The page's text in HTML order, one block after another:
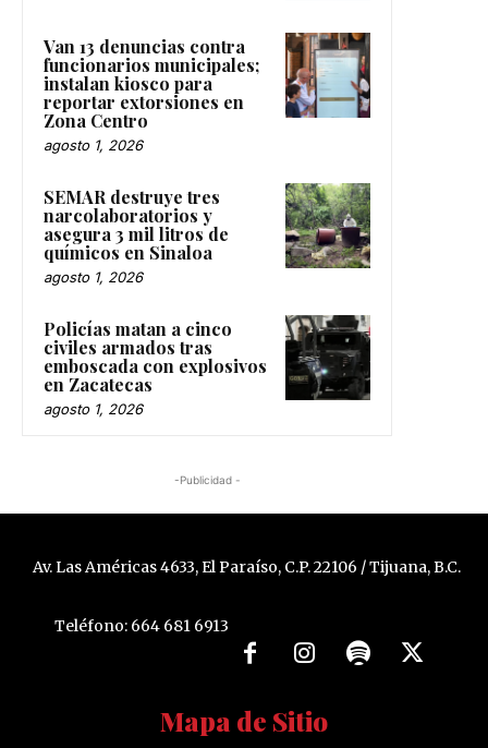
Van 13 denuncias contra
funcionarios municipales;
instalan kiosco para
reportar extorsiones en
Zona Centro
agosto 1, 2026
SEMAR destruye tres
narcolaboratorios y
asegura 3 mil litros de
químicos en Sinaloa
agosto 1, 2026
Policías matan a cinco
civiles armados tras
emboscada con explosivos
en Zacatecas
agosto 1, 2026
-Publicidad -
Av. Las Américas 4633, El Paraíso, C.P. 22106 / Tijuana, B.C.
Teléfono: 664 681 6913
Mapa de Sitio